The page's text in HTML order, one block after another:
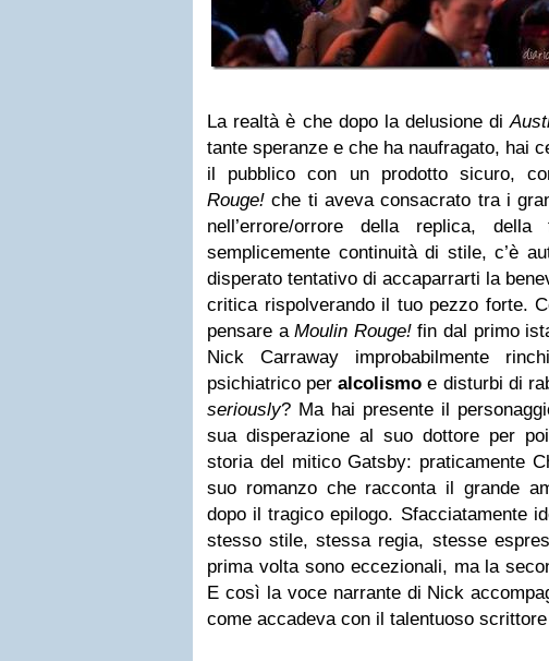
La realtà è che dopo la delusione di
tante speranze e che ha naufragato, hai
il pubblico con un prodotto sicuro,
Rouge! che ti aveva consacrato tra i
nell’errore/orrore della replica, della
semplicemente continuità di stile, c’è
disperato tentativo di accaparrarti la
critica rispolverando il tuo pezzo forte.
pensare aMoulin Rouge!fin dal primo
Nick Carraway improbabilmente
psichiatrico peralcolismo e disturbi di
seriously? Ma hai presente il
sua disperazione al suo dottore per
storia del mitico Gatsby: praticamente
suo romanzo che racconta il grande
dopo il tragico epilogo. Sfacciatamente
stesso stile, stessa regia, stesse
prima volta sono eccezionali, ma la
E così la voce narrante di Nick
come accadeva con il talentuoso